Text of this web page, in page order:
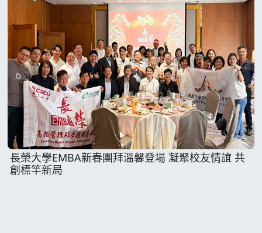
長榮大學EMBA新春團拜溫馨登場 凝聚校友情誼 共
創標竿新局